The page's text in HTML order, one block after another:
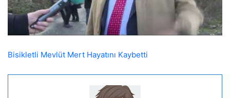
Bisikletli Mevlüt Mert Hayatını Kaybetti